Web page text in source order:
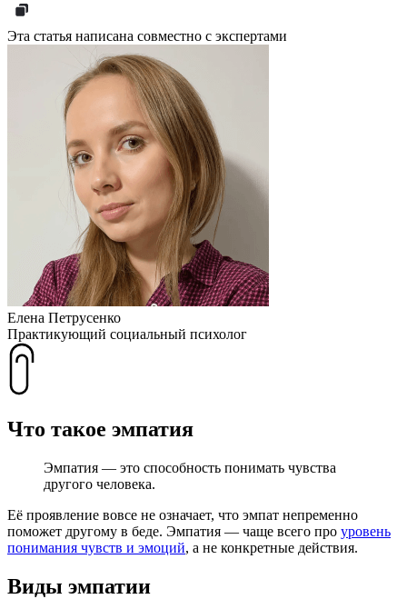
Эта статья написана совместно с экспертами
Елена Петрусенко
Практикующий социальный психолог
Что такое эмпатия
Эмпатия — это способность понимать чувства
другого человека.
Её проявление вовсе не означает, что эмпат непременно
поможет другому в беде. Эмпатия — чаще всего про уровень
понимания чувств и эмоций, а не конкретные действия.
Виды эмпатии